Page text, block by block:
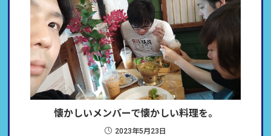
懐かしいメンバーで懐かしい料理を。
2023年5月23日